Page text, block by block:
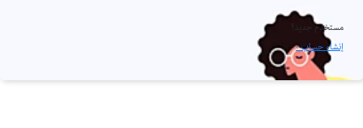
مستخدم جديد؟
إنشاء حساب ›